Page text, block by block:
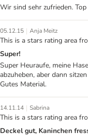
Wir sind sehr zufrieden.
05.12.15 | Anja Meitz
This is a stars rating area
Super!
Super Heuraufe, meine
abzuheben, aber dann
Gutes Material.
14.11.14 | Sabrina
This is a stars rating area
Deckel gut, Kaninchen